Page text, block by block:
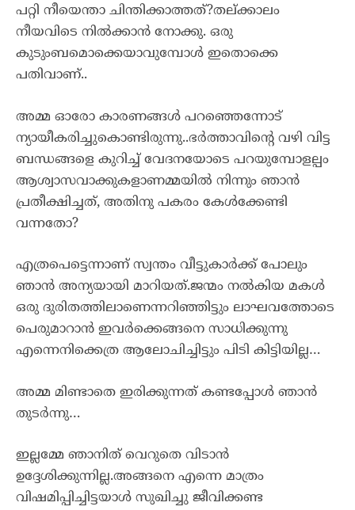
പറ്റി നീയെന്താ ചിന്തിക്കാത്തത്?തല്ക്കാലം
നീയവിടെ നിൽക്കാൻ നോക്കു. ഒരു
കുടുംബമൊക്കെയാവുമ്പോൾ ഇതൊക്കെ
പതിവാണ്..
അമ്മ ഓരോ കാരണങ്ങൾ പറഞ്ഞെന്നോട്
ന്യായീകരിച്ചുകൊണ്ടിരുന്നു..ഭർത്താവിന്റെ വഴി വിട്ട
ബന്ധങ്ങളെ കുറിച്ച് വേദനയോടെ പറയുമ്പോളല്പം
ആശ്വാസവാക്കുകളാണമ്മയിൽ നിന്നും ഞാൻ
പ്രതീക്ഷിച്ചത്, അതിനു പകരം കേൾക്കേണ്ടി
വന്നതോ?
എത്രപെട്ടെന്നാണ് സ്വന്തം വീട്ടുകാർക്ക് പോലും
ഞാൻ അന്യയായി മാറിയത്.ജന്മം നൽകിയ മകൾ
ഒരു ദുരിതത്തിലാണെന്നറിഞ്ഞിട്ടും ലാഘവത്തോടെ
പെരുമാറാൻ ഇവർക്കെങ്ങനെ സാധിക്കുന്നു
എന്നെനിക്കെത്ര ആലോചിച്ചിട്ടും പിടി കിട്ടിയില്ല…
അമ്മ മിണ്ടാതെ ഇരിക്കുന്നത് കണ്ടപ്പോൾ ഞാൻ
തുടർന്നു…
ഇല്ലമ്മേ ഞാനിത് വെറുതെ വിടാൻ
ഉദ്ദേശിക്കുന്നില്ല.അങ്ങനെ എന്നെ മാത്രം
വിഷമിപ്പിച്ചിട്ടയാൾ സുഖിച്ചു ജീവിക്കണ്ട